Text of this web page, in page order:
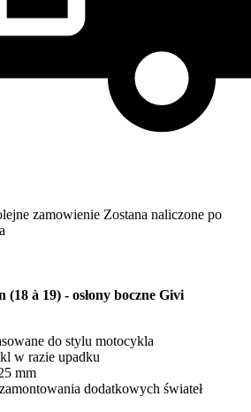
zamowienie Zostana naliczone po
à 19) - osłony boczne Givi
do stylu motocykla
w razie upadku
mm
dodatkowych świateł